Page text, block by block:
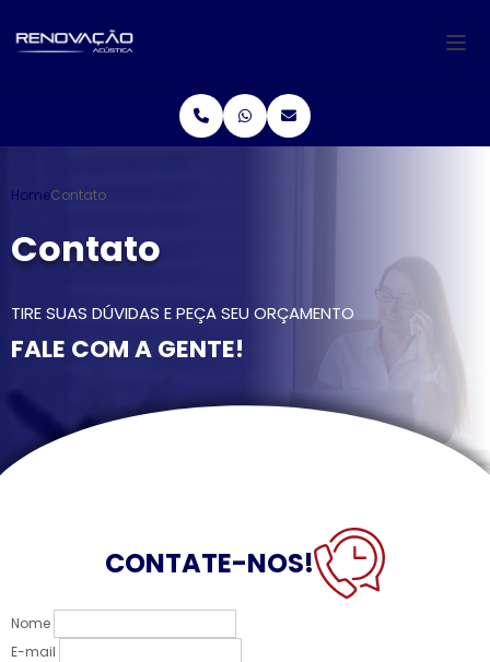
HomeContato
Contato
TIRE SUAS DÚVIDAS E PEÇA SEU ORÇAMENTO
FALE COM A GENTE!
CONTATE-NOS!
Nome
E-mail